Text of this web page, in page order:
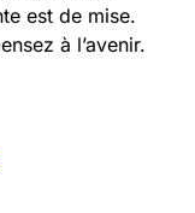
est de mise.
à l’avenir.